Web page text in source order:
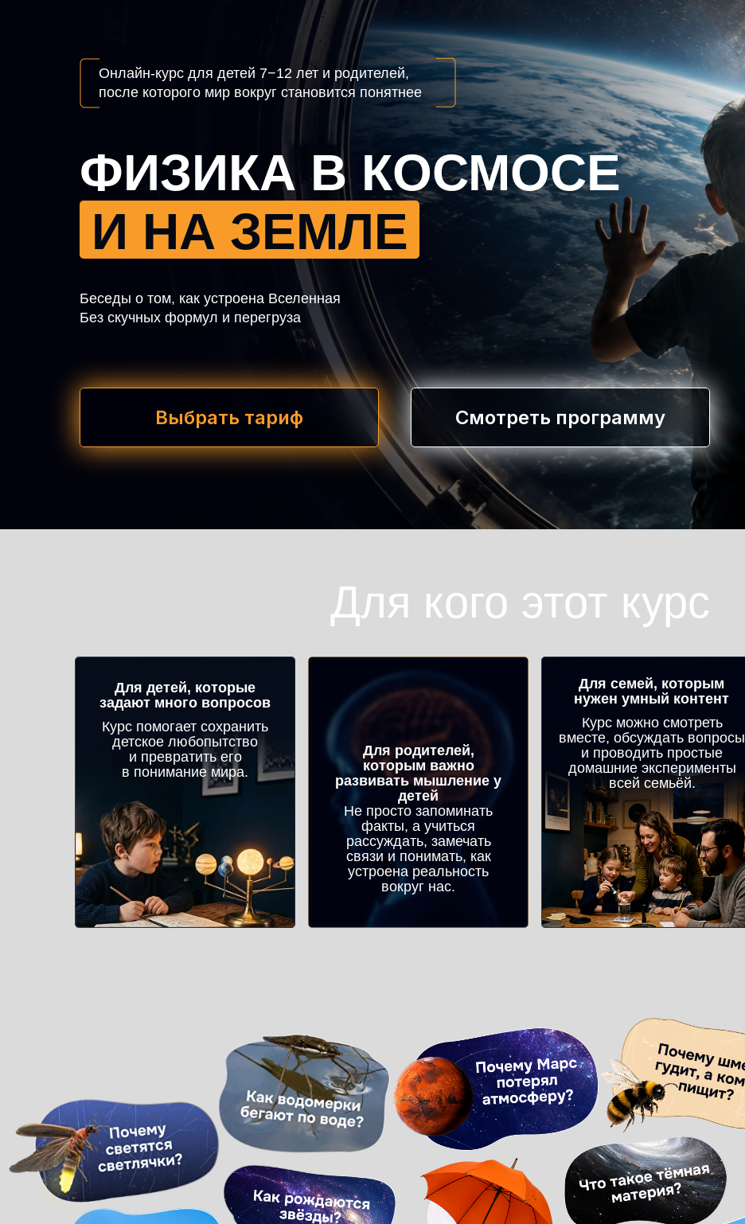
И НА ЗЕМЛЕ
ФИЗИКА В КОСМОСЕ
Онлайн-курс для детей 7−12 лет и родителей,
после которого мир вокруг становится понятнее
Беседы о том, как устроена Вселенная
Без скучных формул и перегруза
Смотреть программу
Выбрать тариф
Для кого этот курс
Курс можно смотреть
вместе, обсуждать вопросы
и проводить простые
домашние эксперименты
всей семьёй.
Для семей, которым
нужен умный контент
Не просто запоминать
факты, а учиться
рассуждать, замечать
связи и понимать, как
устроена реальность
вокруг нас.
Для родителей,
которым важно
развивать мышление у
детей
Курс помогает сохранить
детское любопытство
и превратить его
в понимание мира.
Для детей, которые
задают много вопросов